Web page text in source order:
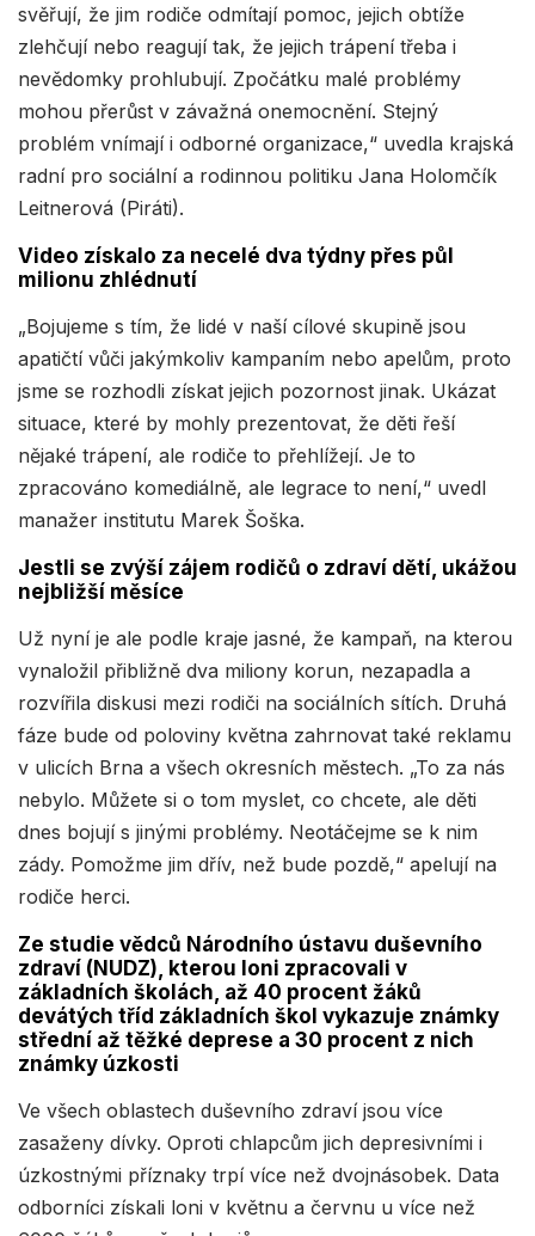
svěřují, že jim rodiče odmítají pomoc, jejich obtíže
zlehčují nebo reagují tak, že jejich trápení třeba i
nevědomky prohlubují. Zpočátku malé problémy
mohou přerůst v závažná onemocnění. Stejný
problém vnímají i odborné organizace,“ uvedla krajská
radní pro sociální a rodinnou politiku Jana Holomčík
Leitnerová (Piráti).
Video získalo za necelé dva týdny přes půl
milionu zhlédnutí
„Bojujeme s tím, že lidé v naší cílové skupině jsou
apatičtí vůči jakýmkoliv kampaním nebo apelům, proto
jsme se rozhodli získat jejich pozornost jinak. Ukázat
situace, které by mohly prezentovat, že děti řeší
nějaké trápení, ale rodiče to přehlížejí. Je to
zpracováno komediálně, ale legrace to není,“ uvedl
manažer institutu Marek Šoška.
Jestli se zvýší zájem rodičů o zdraví dětí, ukážou
nejbližší měsíce
Už nyní je ale podle kraje jasné, že kampaň, na kterou
vynaložil přibližně dva miliony korun, nezapadla a
rozvířila diskusi mezi rodiči na sociálních sítích. Druhá
fáze bude od poloviny května zahrnovat také reklamu
v ulicích Brna a všech okresních městech. „To za nás
nebylo. Můžete si o tom myslet, co chcete, ale děti
dnes bojují s jinými problémy. Neotáčejme se k nim
zády. Pomožme jim dřív, než bude pozdě,“ apelují na
rodiče herci.
Ze studie vědců Národního ústavu duševního
zdraví (NUDZ), kterou loni zpracovali v
základních školách, až 40 procent žáků
devátých tříd základních škol vykazuje známky
střední až těžké deprese a 30 procent z nich
známky úzkosti
Ve všech oblastech duševního zdraví jsou více
zasaženy dívky. Oproti chlapcům jich depresivními i
úzkostnými příznaky trpí více než dvojnásobek. Data
odborníci získali loni v květnu a červnu u více než